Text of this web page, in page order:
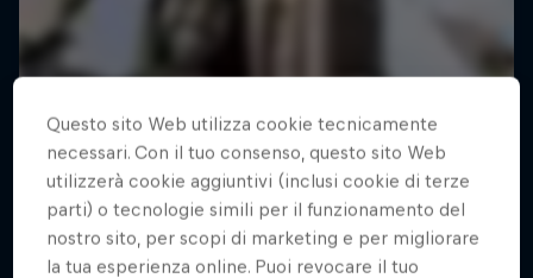
Questo sito Web utilizza cookie tecnicamente
necessari. Con il tuo consenso, questo sito Web
utilizzerà cookie aggiuntivi (inclusi cookie di terze
parti) o tecnologie simili per il funzionamento del
nostro sito, per scopi di marketing e per migliorare
la tua esperienza online. Puoi revocare il tuo